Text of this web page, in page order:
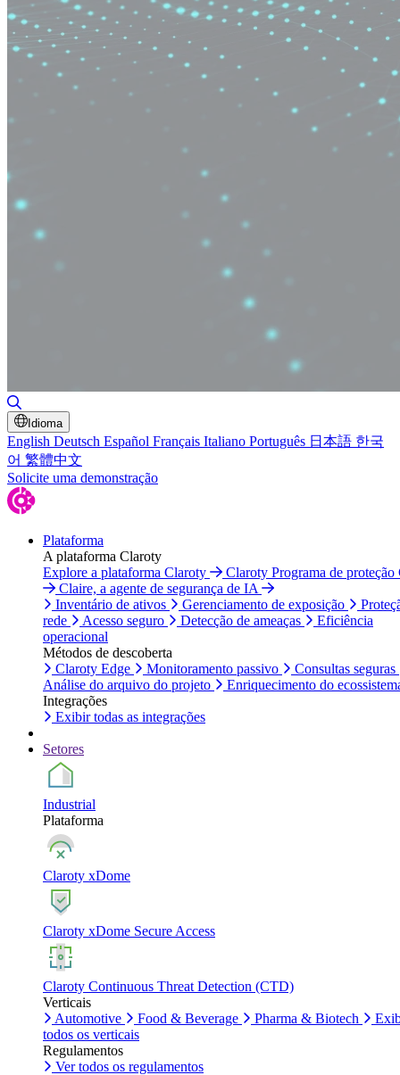
Idioma
English Deutsch Español Français Italiano Português 日本語 한국
어 繁體中文
Solicite uma demonstração
Plataforma
A plataforma Claroty
Explore a plataforma Claroty
Claroty Programa de proteção
Claire, a agente de segurança de IA
Inventário de ativos
Gerenciamento de exposição
rede
Acesso seguro Detecção de ameaças
Eficiência
operacional
Métodos de descoberta
Claroty Edge
Monitoramento passivo
Consultas seguras
Análise do arquivo do projeto
Enriquecimento do
Integrações
Exibir todas as integrações
Setores
Industrial
Plataforma
Claroty xDome
Claroty xDome Secure Access
Claroty Continuous Threat Detection (CTD)
Verticais
Automotive
Food & Beverage Pharma & Biotech
todos os verticais
Regulamentos
Ver todos os regulamentos